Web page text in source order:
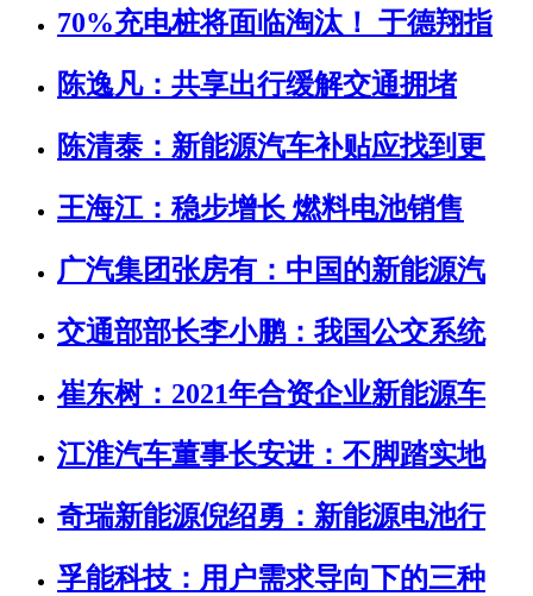
70%充电桩将面临淘汰！ 于德翔指
陈逸凡：共享出行缓解交通拥堵
陈清泰：新能源汽车补贴应找到更
王海江：稳步增长 燃料电池销售
广汽集团张房有：中国的新能源汽
交通部部长李小鹏：我国公交系统
崔东树：2021年合资企业新能源车
江淮汽车董事长安进：不脚踏实地
奇瑞新能源倪绍勇：新能源电池行
孚能科技：用户需求导向下的三种